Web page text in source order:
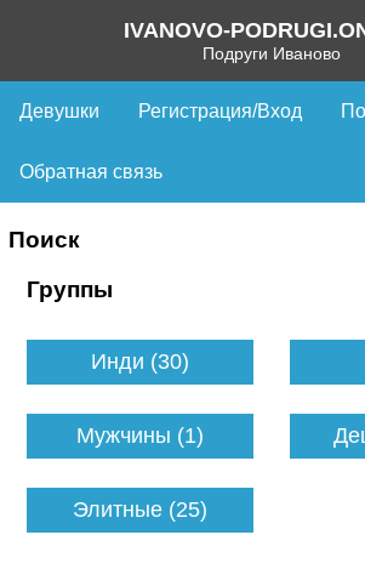
IVANOVO-
Подруги Иваново
Девушки Регистрация/Вход
Обратная связь
Поиск
Группы
Инди (30)
Мужчины (1)
Элитные (25)